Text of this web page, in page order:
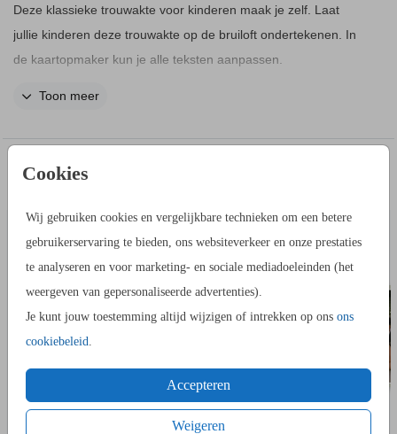
Cookies
Wij gebruiken cookies en vergelijkbare technieken om een betere
gebruikerservaring te bieden, ons websiteverkeer en onze prestaties
te analyseren en voor marketing- en sociale mediadoeleinden (het
weergeven van gepersonaliseerde advertenties).
Je kunt jouw toestemming altijd wijzigen of intrekken op ons ons
cookiebeleid.
Accepteren
Weigeren
Deze klassieke trouwakte voor kinderen maak je zelf. Laat
jullie kinderen deze trouwakte op de bruiloft ondertekenen. In
de kaartopmaker kun je alle teksten aanpassen.
COLLECTIE
Toon meer
IN DEZELFDE STIJL KUN JE DIT OOK